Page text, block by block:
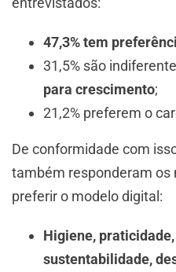
47,3% tem
31,5% são
para crescimento;
21,2% preferem o
De conformidade com
também responderam os
preferir o modelo digital:
Higiene,
sustentabilidade,